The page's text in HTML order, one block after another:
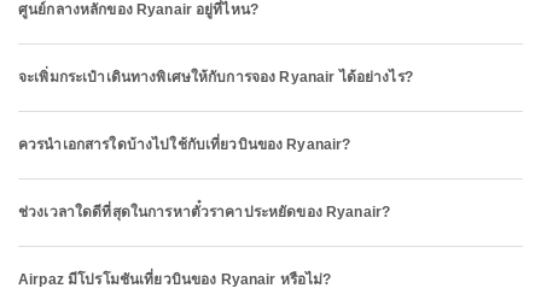
ศูนย์กลางหลักของ Ryanair อยู่ที่ไหน?
จะเพิ่มกระเป๋าเดินทางพิเศษให้กับการจอง Ryanair ได้อย่างไร?
ควรนำเอกสารใดบ้างไปใช้กับเที่ยวบินของ Ryanair?
ช่วงเวลาใดดีที่สุดในการหาตั๋วราคาประหยัดของ Ryanair?
Airpaz มีโปรโมชันเที่ยวบินของ Ryanair หรือไม่?